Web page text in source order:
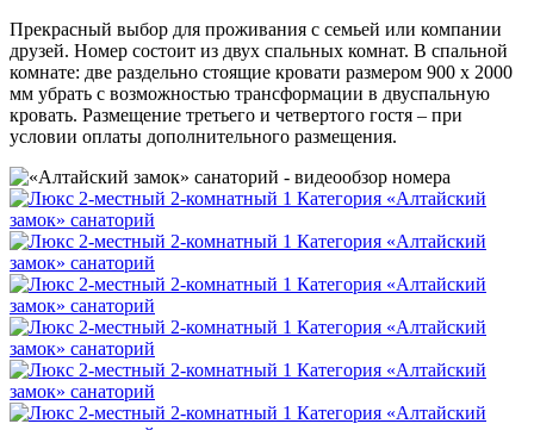
Прекрасный выбор для проживания с семьей или компании
друзей. Номер состоит из двух спальных комнат. В спальной
комнате: две раздельно стоящие кровати размером 900 х 2000
мм убрать с возможностью трансформации в двуспальную
кровать. Размещение третьего и четвертого гостя – при
условии оплаты дополнительного размещения.